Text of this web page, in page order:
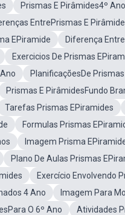
Prismas E Pirâmides4º Ano
EntrePrismas E
EPiramide Diferença
Exercicios De Prismas
PlanificaçõesDe
Prismas E PirâmidesFundo
Tarefas Prismas EPiramides
Formulas Prismas
Imagem Prisma
Plano De Aulas Prismas
Exercício Envolvendo
4 Ano
Imagem Para
O 6º Ano
Atividades